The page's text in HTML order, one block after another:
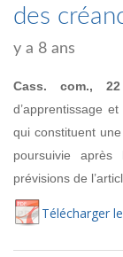
des
y a 8 ans
Cass. com.,
d’apprentissage
qui constituent
poursuivie après
prévisions de
Télécharger